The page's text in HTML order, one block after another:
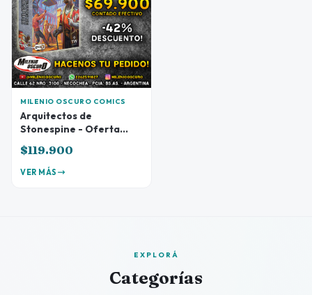
MILENIO OSCURO COMICS
Arquitectos de
Stonespine - Oferta
Preventa
$119.900
VER MÁS
EXPLORÁ
Categorías